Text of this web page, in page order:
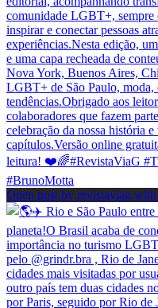
Open post by revistaviag